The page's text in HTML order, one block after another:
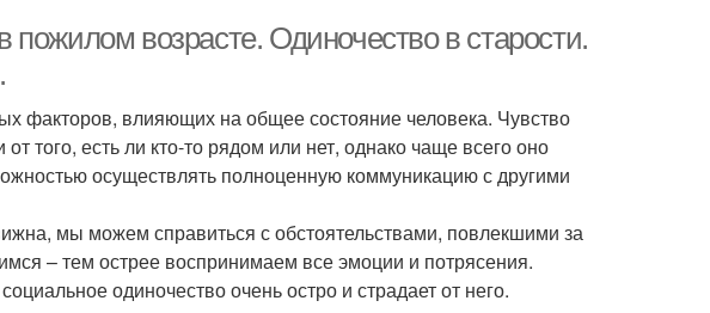
пожилом возрасте. Одиночество в старости.
факторов, влияющих на общее состояние человека. Чувство
того, есть ли кто-то рядом или нет, однако чаще всего оно
осуществлять полноценную коммуникацию с другими
мы можем справиться с обстоятельствами, повлекшими за
– тем острее воспринимаем все эмоции и потрясения.
одиночество очень остро и страдает от него.